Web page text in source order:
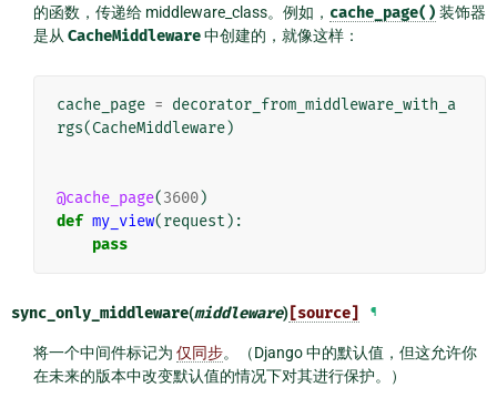
的函数，传递给 middleware_class。例如， cache_page() 装饰器
是从 CacheMiddleware中创建的，就像这样：
cache_page = decorator_from_middleware_with_a
rgs(CacheMiddleware)
@cache_page(3600)
def my_view(request ):
pass
sync_only_middleware(middleware) [source] ¶
将一个中间件标记为 仅同步。（Django 中的默认值，但这允许你
在未来的版本中改变默认值的情况下对其进行保护。）